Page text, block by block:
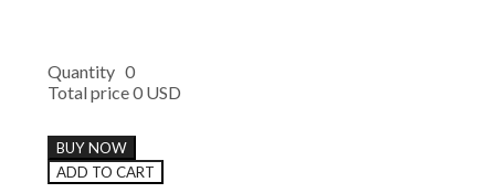
Quantity 0
Total price0 USD
BUY NOW
ADD TO CART